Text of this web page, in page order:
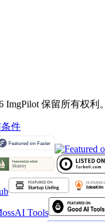
ImgPilot 保留所有权利。
件
Tools